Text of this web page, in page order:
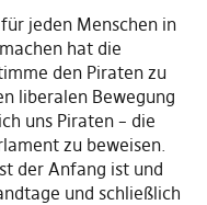
jeden Menschen in
hat die
den Piraten zu
liberalen Bewegung
uns Piraten – die
zu beweisen.
der Anfang ist und
und schließlich